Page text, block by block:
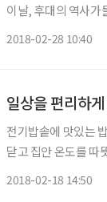
이날, 후대의 역사가
2018-02-28 10:40
일상을 편리하
전기밥솥에 맛있는
닫고 집안 온도를 따
2018-02-18 14:50